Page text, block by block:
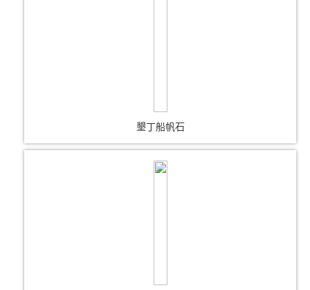
墾丁船帆石